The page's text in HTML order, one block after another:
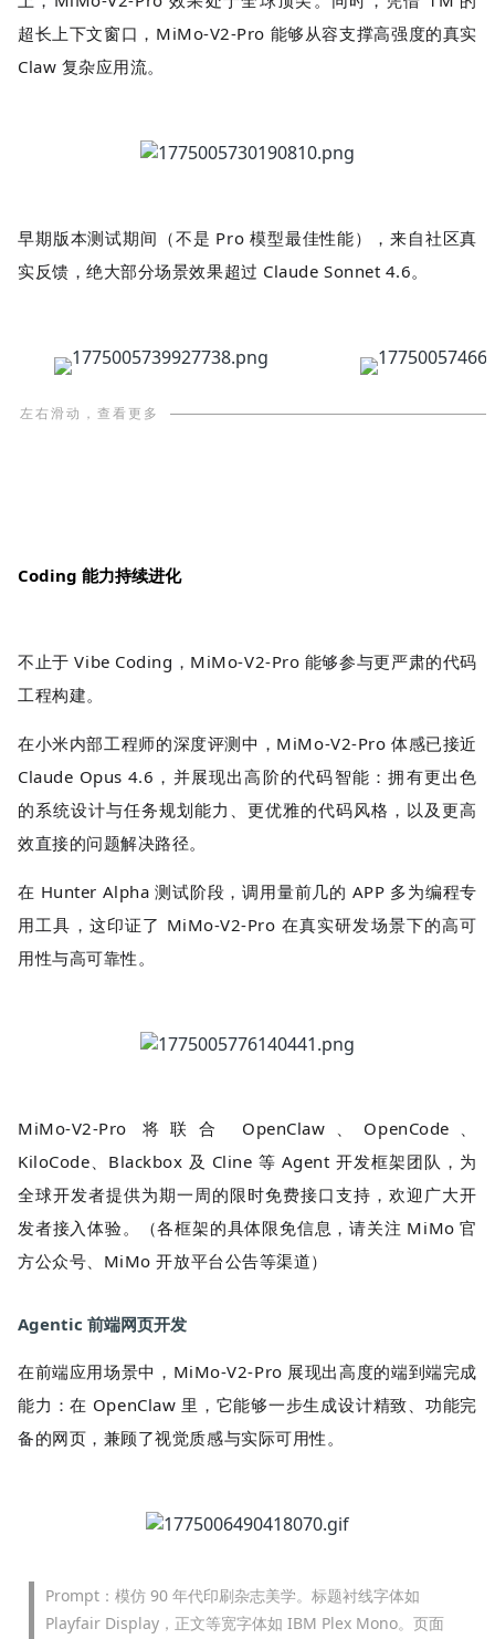
超长上下文窗口，MiMo-V2-Pro 能够从容支撑高强度的真实
Claw 复杂应用流。
早期版本测试期间（不是 Pro 模型最佳性能），来自社区真
实反馈，绝大部分场景效果超过 Claude Sonnet 4.6。
左右滑动，查看更多
Coding 能力持续进化
不止于 Vibe Coding，MiMo-V2-Pro 能够参与更严肃的代码
工程构建。
在小米内部工程师的深度评测中，MiMo-V2-Pro 体感已接近
Claude Opus 4.6，并展现出高阶的代码智能：拥有更出色
的系统设计与任务规划能力、更优雅的代码风格，以及更高
效直接的问题解决路径。
在 Hunter Alpha 测试阶段，调用量前几的 APP 多为编程专
用工具，这印证了 MiMo-V2-Pro 在真实研发场景下的高可
用性与高可靠性。
MiMo-V2-Pro 将联合 OpenClaw、OpenCode、
KiloCode、Blackbox 及 Cline 等 Agent 开发框架团队，为
全球开发者提供为期一周的限时免费接口支持，欢迎广大开
发者接入体验。（各框架的具体限免信息，请关注 MiMo 官
方公众号、MiMo 开放平台公告等渠道）
Agentic 前端网页开发
在前端应用场景中，MiMo-V2-Pro 展现出高度的端到端完成
能力：在 OpenClaw 里，它能够一步生成设计精致、功能完
备的网页，兼顾了视觉质感与实际可用性。
Prompt：模仿 90 年代印刷杂志美学。标题衬线字体如
Playfair Display，正文等宽字体如 IBM Plex Mono。页面